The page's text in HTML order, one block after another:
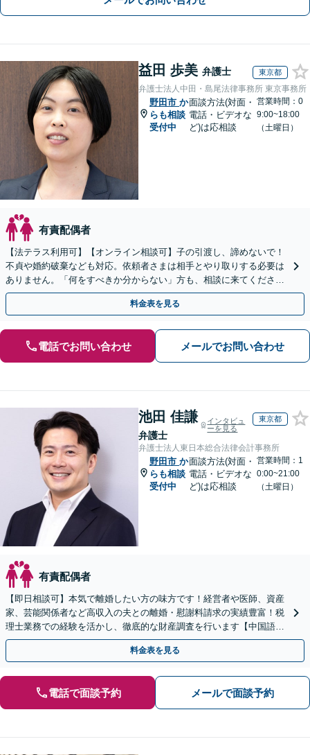
益田 歩美 弁護士 東京都
弁護士法人中田・島尾法律事務所 東京事務所
野田市 か
らも相談
受付中
面談方法(対面・
電話・ビデオな
ど)は応相談
営業時間：0
9:00~18:00
（土曜日）
有責配偶者
【法テラス利用可】【オンライン相談可】子の引渡し、諦めないで！
不貞や婚約破棄なども対応。依頼者さまは相手とやり取りする必要は
ありません。「何をすべきか分からない」方も、相談に来てくださ
い。相談・書類作成のみのプランもあります
料金表を見る
電話でお問い合わせ メールでお問い合わせ
池田 佳謙
弁護士
インタビュ
ーを見る
東京都
弁護士法人東日本総合法律会計事務所
野田市 か
らも相談
受付中
面談方法(対面・
電話・ビデオな
ど)は応相談
営業時間：1
0:00~21:00
（土曜日）
有責配偶者
【即日相談可】本気で離婚したい方の味方です！経営者や医師、資産
家、芸能関係者など高収入の夫との離婚・慰謝料請求の実績豊富！税
理士業務での経験を活かし、徹底的な財産調査を行います【中国語対
応可】
料金表を見る
電話で面談予約 メールで面談予約